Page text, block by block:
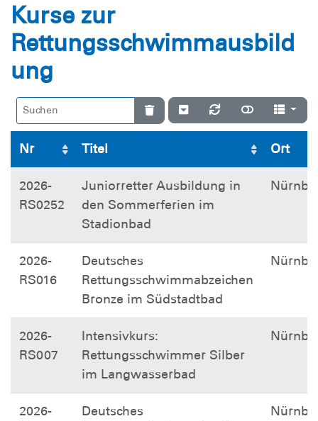
Kurse zur
Rettungsschwimmausbild
ung
Nr Titel Ort
2026-
RS0252
Juniorretter Ausbildung in
den Sommerferien im
Stadionbad
2026-
RS016
Deutsches
Rettungsschwimmabzeichen
Bronze im Südstadtbad
2026-
RS007
Intensivkurs:
Rettungsschwimmer Silber
im Langwasserbad
2026-
Deutsches